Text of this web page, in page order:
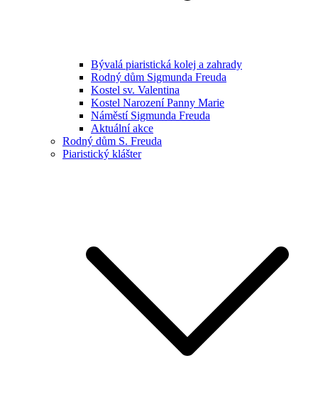
Bývalá piaristická kolej a zahrady
Rodný dům Sigmunda Freuda
Kostel sv. Valentina
Kostel Narození Panny Marie
Náměstí Sigmunda Freuda
Aktuální akce
Rodný dům S. Freuda
Piaristický klášter